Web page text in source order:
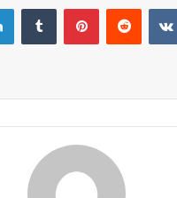
LinkedinTumblr PinterestReddit